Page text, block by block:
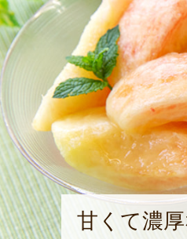
家庭用をい
個！入って
しましたが
松栗のフル
初めて山形
い桃でした。
甘くて濃